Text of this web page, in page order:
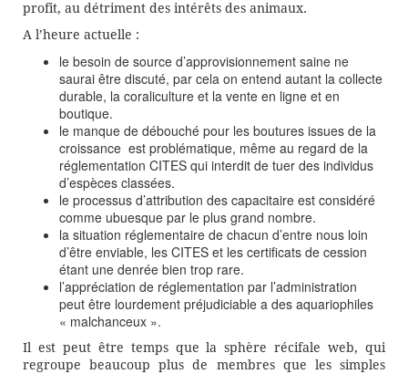
profit, au détriment des intérêts des animaux.
A l’heure actuelle :
le besoin de source d’approvisionnement saine ne
saurai être discuté, par cela on entend autant la collecte
durable, la coraliculture et la vente en ligne et en
boutique.
le manque de débouché pour les boutures issues de la
croissance est problématique, même au regard de la
réglementation CITES qui interdit de tuer des individus
d’espèces classées.
le processus d’attribution des capacitaire est considéré
comme ubuesque par le plus grand nombre.
la situation réglementaire de chacun d’entre nous loin
d’être enviable, les CITES et les certificats de cession
étant une denrée bien trop rare.
l’appréciation de réglementation par l’administration
peut être lourdement préjudiciable a des aquariophiles
« malchanceux ».
Il est peut être temps que la sphère récifale web, qui
regroupe beaucoup plus de membres que les simples